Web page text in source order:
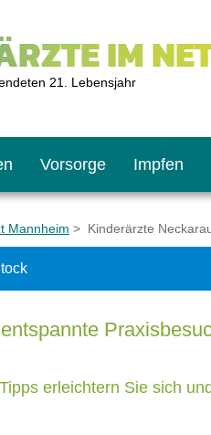
IM
21. Lebensjahr
Vorsorge
bis U11
J2
Impfen
beachten?
Mannheim > Kinderärzte
erleichtern Sie sich